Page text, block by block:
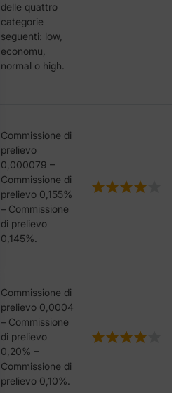
delle quattro
categorie
seguenti: low,
economu,
nоrmаl o hіgh.
Commissione di
prelievo
0,000079 –
Commissione di
prelievo 0,155%
– Commissione
di prelievo
0,145%.
Commissione di
prelievo 0,0004
– Commissione
di prelievo
0,20% –
Commissione di
prelievo 0,10%.